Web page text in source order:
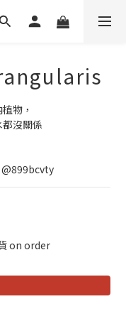
物，
沒關係
on order